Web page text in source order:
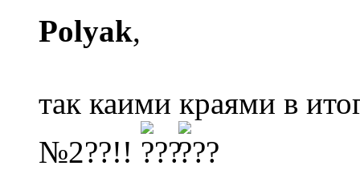
Polyak,
так каими краями в
№2??!!